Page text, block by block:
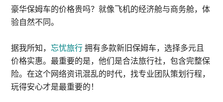
豪华保姆车的价格贵吗？就像飞机的经济舱与商务舱，体
验自然不同。
据我所知， 忘忧旅行拥有多款新旧保姆车，选择多元且
价格实惠。最重要的是，他们是合法旅行社，包含完整保
险。在这个网络资讯混乱的时代，找专业团队策划行程，
玩得安心才是最重要的！